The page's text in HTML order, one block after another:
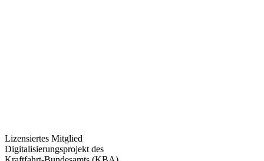
Lizensiertes Mitglied
Digitalisierungsprojekt des